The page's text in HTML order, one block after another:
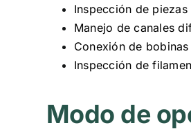
Inspección de
Manejo de canales
Conexión de
Inspección de
Modo de